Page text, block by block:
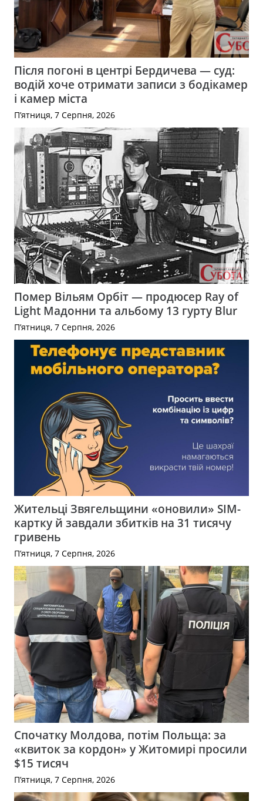
Після погоні в центрі Бердичева — суд:
водій хоче отримати записи з бодікамер
і камер міста
П’ятниця, 7 Серпня, 2026
Помер Вільям Орбіт — продюсер Ray of
Light Мадонни та альбому 13 гурту Blur
П’ятниця, 7 Серпня, 2026
Жительці Звягельщини «оновили» SIM-
картку й завдали збитків на 31 тисячу
гривень
П’ятниця, 7 Серпня, 2026
Спочатку Молдова, потім Польща: за
«квиток за кордон» у Житомирі просили
$15 тисяч
П’ятниця, 7 Серпня, 2026